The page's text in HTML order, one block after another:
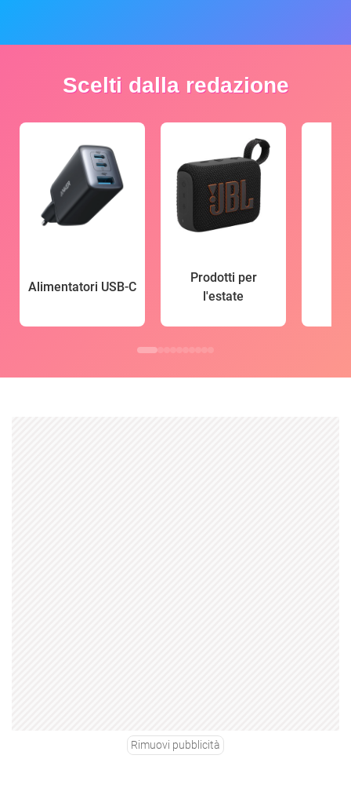
Scelti dalla redazione
Alimentatori USB-C
Prodotti per
l'estate
Rimuovi pubblicità